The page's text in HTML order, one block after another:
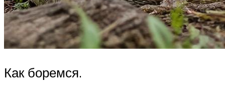
Как боремся.